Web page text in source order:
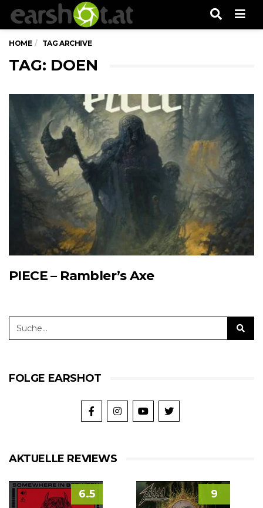
HOME TAG ARCHIVE
TAG: DOEN
PIECE – Rambler’s Axe
FOLGE EARSHOT
AKTUELLE REVIEWS
6.5 9